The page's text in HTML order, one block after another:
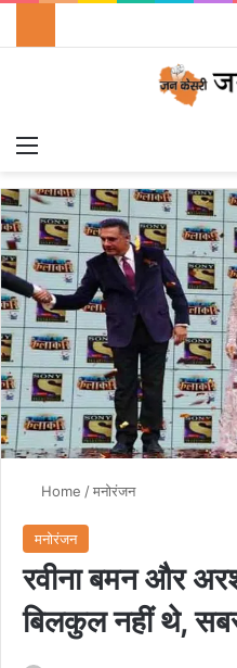
Home /मनोरंजन
मनोरंजन
रवीना बमन और
बिलकुल नहीं थे,